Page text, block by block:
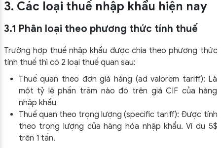
3. Các loại thuế nhập khẩu hiện nay
3.1 Phân loại theo phương thức tính thuế
Trường hợp thuế nhập khẩu được chia theo phương thức
tính thuế thì có 2 loại thuế quan sau:
Thuế quan theo đơn giá hàng (ad valorem tariff): Là
một tỷ lệ phần trăm nào đó trên giá CIF của hàng
nhập khẩu
Thuế quan theo trọng lượng (specific tariff): Được tính
theo trọng lượng của hàng hóa nhập khẩu. Ví dụ 5$
trên 1 tấn.